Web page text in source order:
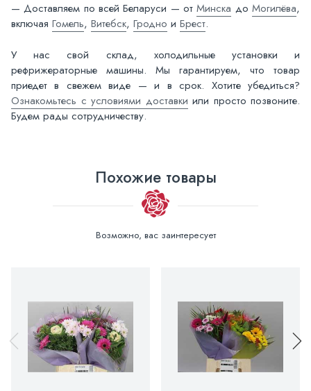
— Доставляем по всей Беларуси — отМинска доМогилёва,
включая Гомель, Витебск, Гродно и Брест.
У нас свой склад, холодильные установки и
рефрижераторные машины. Мы гарантируем, что товар
приедет в свежем виде — и в срок. Хотите убедиться?
Ознакомьтесь с условиями доставки или просто позвоните.
Будем рады сотрудничеству.
Похожие товары
Возможно, вас заинтересует